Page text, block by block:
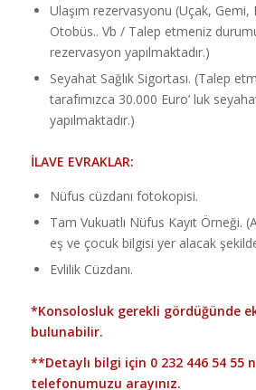
Ulaşım rezervasyonu (Uçak,
Otobüs.. Vb / Talep etmeniz
rezervasyon yapılmaktadır.)
Seyahat Sağlık Sigortası. (Talep
tarafımızca 30.000 Euro’ luk
yapılmaktadır.)
İLAVE EVRAKLAR:
Nüfus cüzdanı fotokopisi.
Tam Vukuatlı Nüfus Kayıt Örneği.
eş ve çocuk bilgisi yer alacak şekilde
Evlilik Cüzdanı.
*Konsolosluk gerekli gördüğünde
bulunabilir.
**Detaylı bilgi için 0 232 446 54 55
telefonumuzu arayınız.